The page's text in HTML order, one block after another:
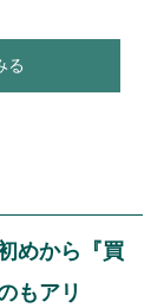
る
めから『買
もアリ